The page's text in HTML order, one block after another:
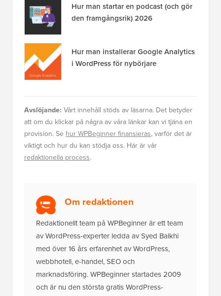
Hur man startar en podcast (och gör
den framgångsrik) 2026
Hur man installerar Google Analytics
i WordPress för nybörjare
Avslöjande: Vårt innehåll stöds av läsarna. Det betyder
att om du klickar på några av våra länkar kan vi tjäna en
provision. Se hur WPBeginner finansieras, varför det är
viktigt och hur du kan stödja oss. Här är vår
redaktionella process.
Om redaktionen
Redaktionellt team på WPBeginner är ett team
av WordPress-experter ledda av Syed Balkhi
med över 16 års erfarenhet av WordPress,
webbhotell, e-handel, SEO och
marknadsföring. WPBeginner startades 2009
och är nu den största gratis WordPress-